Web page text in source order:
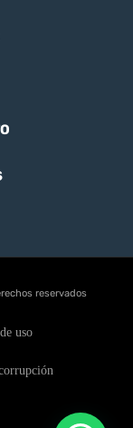
reservados
uso